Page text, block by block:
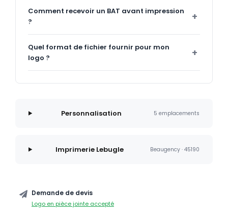
Comment recevoir un BAT avant impression
?
Quel format de fichier fournir pour mon
logo ?
Personnalisation 5 emplacements
Imprimerie Lebugle Beaugency · 45190
Demande de devis
Logo en pièce jointe accepté